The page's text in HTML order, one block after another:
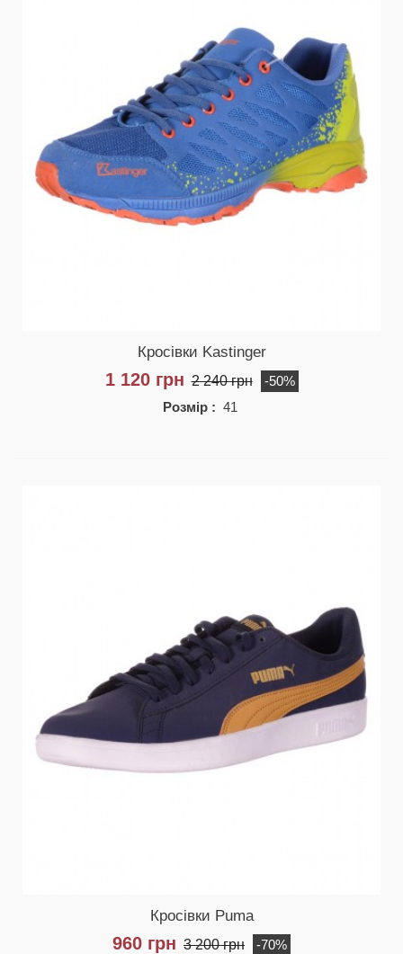
Кросівки Kastinger
1 120 грн 2 240 грн
-50%
Розмір : 41
Кросівки Puma
960 грн 3 200 грн
-70%